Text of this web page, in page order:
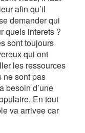
afin qu’il
demander qui
quels interets ?
sont toujours
qui ont
les ressources
ne sont pas
besoin d’une
En tout
va arrivee car